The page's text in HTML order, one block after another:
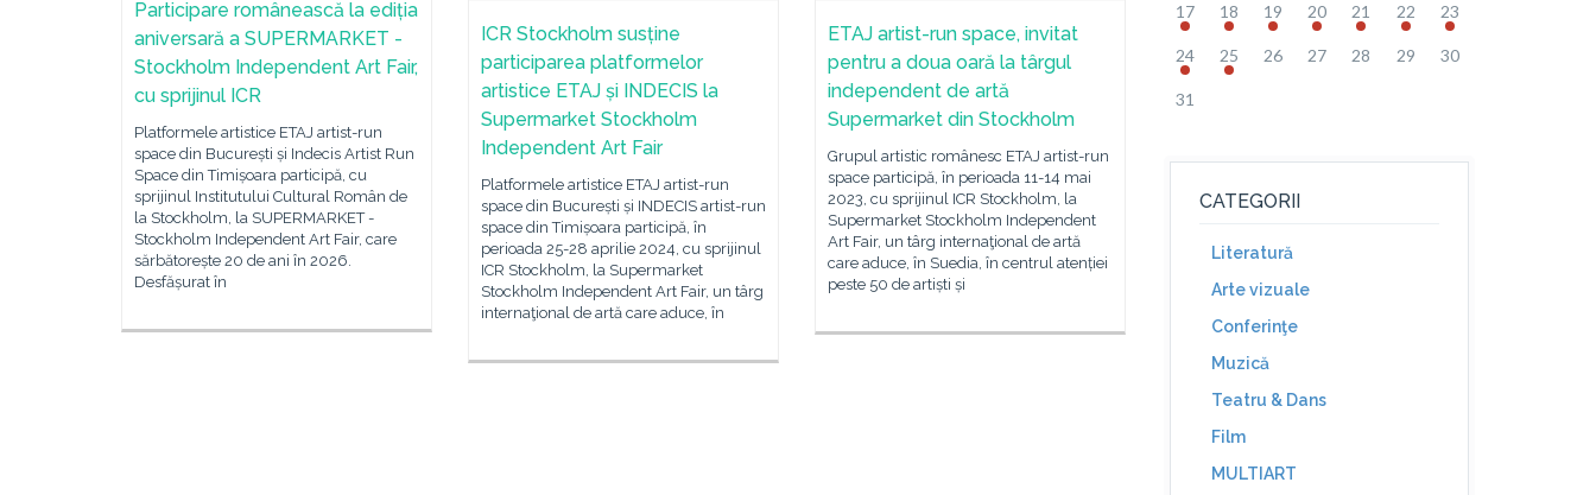
Participare românească la ediția
aniversară a SUPERMARKET -
Stockholm Independent Art Fair,
cu sprijinul ICR
Platformele artistice ETAJ artist-run
space din București și Indecis Artist Run
Space din Timișoara participă, cu
sprijinul Institutului Cultural Român de
la Stockholm, la SUPERMARKET -
Stockholm Independent Art Fair, care
sărbătorește 20 de ani în 2026.
Desfășurat în
ICR Stockholm susține
participarea platformelor
artistice ETAJ și INDECIS la
Supermarket Stockholm
Independent Art Fair
Platformele artistice ETAJ artist-run
space din București și INDECIS artist-run
space din Timișoara participă, în
perioada 25-28 aprilie 2024, cu sprijinul
ICR Stockholm, la Supermarket
Stockholm Independent Art Fair, un târg
internaţional de artă care aduce, în
ETAJ artist-run space, invitat
pentru a doua oară la târgul
independent de artă
Supermarket din Stockholm
Grupul artistic românesc ETAJ artist-run
space participă, în perioada 11-14 mai
2023, cu sprijinul ICR Stockholm, la
Supermarket Stockholm Independent
Art Fair, un târg internaţional de artă
care aduce, în Suedia, în centrul atenției
peste 50 de artiști și
17 18 19 20 21 22 23
24 25 26 27 28 29 30
31
CATEGORII
Literatură
Arte vizuale
Conferinţe
Muzică
Teatru & Dans
Film
MULTIART